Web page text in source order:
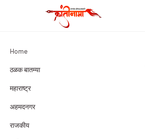
Home
ठळक बातम्या
महाराष्ट्र
अहमदनगर
राजकीय